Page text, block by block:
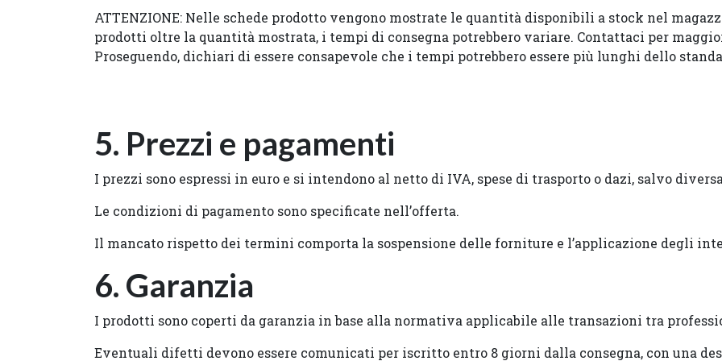
ATTENZIONE: Nelle schede prodotto vengono mostrate le quantità disponibili a stock nel
prodotti oltre la quantità mostrata, i tempi di consegna potrebbero variare. Contattaci per
Proseguendo, dichiari di essere consapevole che i tempi potrebbero essere più lunghi dello
5. Prezzi e pagamenti
I prezzi sono espressi in euro e si intendono al netto di IVA, spese di trasporto o dazi, salvo
Le condizioni di pagamento sono specificate nell’offerta.
Il mancato rispetto dei termini comporta la sospensione delle forniture e l’applicazione degli
6. Garanzia
I prodotti sono coperti da garanzia in base alla normativa applicabile alle transazioni tra
Eventuali difetti devono essere comunicati per iscritto entro 8 giorni dalla consegna, con una